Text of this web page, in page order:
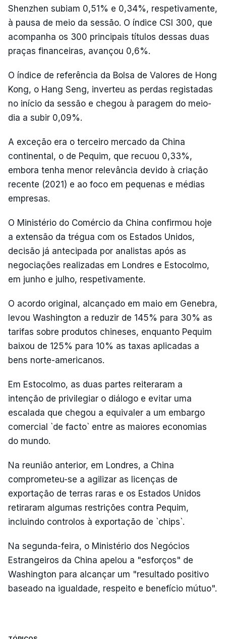
Shenzhen subiam 0,51% e 0,34%, respetivamente,
à pausa de meio da sessão. O índice CSI 300, que
acompanha os 300 principais títulos dessas duas
praças financeiras, avançou 0,6%.
O índice de referência da Bolsa de Valores de Hong
Kong, o Hang Seng, inverteu as perdas registadas
no início da sessão e chegou à paragem do meio-
dia a subir 0,09%.
A exceção era o terceiro mercado da China
continental, o de Pequim, que recuou 0,33%,
embora tenha menor relevância devido à criação
recente (2021) e ao foco em pequenas e médias
empresas.
O Ministério do Comércio da China confirmou hoje
a extensão da trégua com os Estados Unidos,
decisão já antecipada por analistas após as
negociações realizadas em Londres e Estocolmo,
em junho e julho, respetivamente.
O acordo original, alcançado em maio em Genebra,
levou Washington a reduzir de 145% para 30% as
tarifas sobre produtos chineses, enquanto Pequim
baixou de 125% para 10% as taxas aplicadas a
bens norte-americanos.
Em Estocolmo, as duas partes reiteraram a
intenção de privilegiar o diálogo e evitar uma
escalada que chegou a equivaler a um embargo
comercial `de facto` entre as maiores economias
do mundo.
Na reunião anterior, em Londres, a China
comprometeu-se a agilizar as licenças de
exportação de terras raras e os Estados Unidos
retiraram algumas restrições contra Pequim,
incluindo controlos à exportação de `chips`.
Na segunda-feira, o Ministério dos Negócios
Estrangeiros da China apelou a "esforços" de
Washington para alcançar um "resultado positivo
baseado na igualdade, respeito e benefício mútuo".